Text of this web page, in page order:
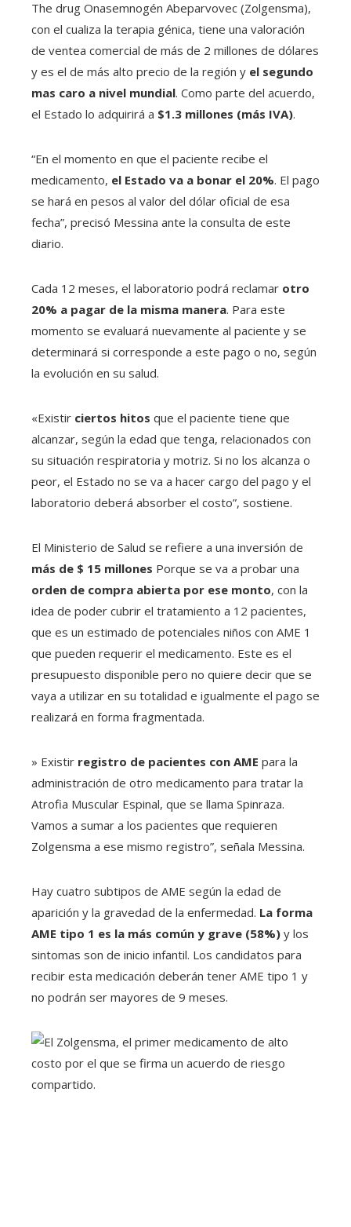
The drug Onasemnogén Abeparvovec (Zolgensma),
con el cualiza la terapia génica, tiene una valoración
de ventea comercial de más de 2 millones de dólares
y es el de más alto precio de la región y el segundo
mas caro a nivel mundial. Como parte del acuerdo,
el Estado lo adquirirá a $1.3 millones (más IVA).
“En el momento en que el paciente recibe el
medicamento, el Estado va a bonar el 20%. El pago
se hará en pesos al valor del dólar oficial de esa
fecha”, precisó Messina ante la consulta de este
diario.
Cada 12 meses, el laboratorio podrá reclamar otro
20% a pagar de la misma manera. Para este
momento se evaluará nuevamente al paciente y se
determinará si corresponde a este pago o no, según
la evolución en su salud.
«Existir ciertos hitos que el paciente tiene que
alcanzar, según la edad que tenga, relacionados con
su situación respiratoria y motriz. Si no los alcanza o
peor, el Estado no se va a hacer cargo del pago y el
laboratorio deberá absorber el costo”, sostiene.
El Ministerio de Salud se refiere a una inversión de
más de $ 15 millones Porque se va a probar una
orden de compra abierta por ese monto, con la
idea de poder cubrir el tratamiento a 12 pacientes,
que es un estimado de potenciales niños con AME 1
que pueden requerir el medicamento. Este es el
presupuesto disponible pero no quiere decir que se
vaya a utilizar en su totalidad e igualmente el pago se
realizará en forma fragmentada.
» Existir registro de pacientes con AME para la
administración de otro medicamento para tratar la
Atrofia Muscular Espinal, que se llama Spinraza.
Vamos a sumar a los pacientes que requieren
Zolgensma a ese mismo registro”, señala Messina.
Hay cuatro subtipos de AME según la edad de
aparición y la gravedad de la enfermedad. La forma
AME tipo 1 es la más común y grave (58%) y los
sintomas son de inicio infantil. Los candidatos para
recibir esta medicación deberán tener AME tipo 1 y
no podrán ser mayores de 9 meses.